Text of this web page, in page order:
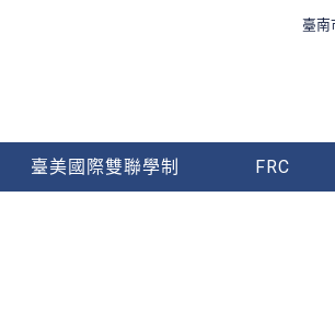
臺南
臺美國際雙聯學制 FRC